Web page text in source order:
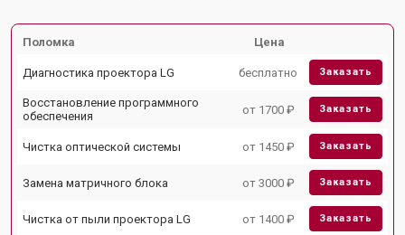
Поломка Цена
Диагностика проектора LG бесплатно Заказать
Восстановление программного
обеспечения
от 1700 ₽ Заказать
Чистка оптической системы от 1450 ₽ Заказать
Замена матричного блока от 3000 ₽ Заказать
Чистка от пыли проектора LG от 1400 ₽ Заказать